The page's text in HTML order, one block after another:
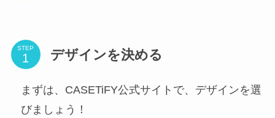
STEP デザインを決める
まずは、CASETiFY公式サイトで、デザインを選
びましょう！